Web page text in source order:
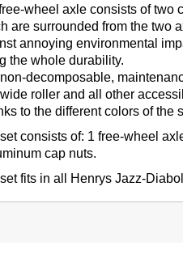
wheel axle consists of two
are surrounded from the two
annoying environmental
the whole durability.
decomposable,
roller and all other
to the different colors of the
consists of: 1 free-wheel
cap nuts.
fits in all Henrys Jazz-